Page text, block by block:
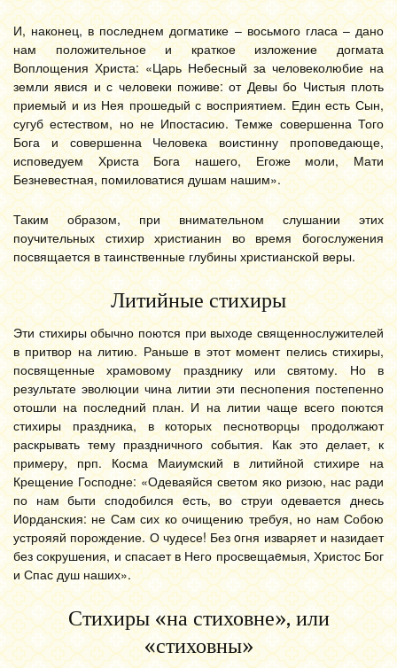
И, наконец, в последнем догматике – восьмого гласа – дано
нам положительное и краткое изложение догмата
Воплощения Христа: «Царь Небесный за человеколюбие на
земли явися и с человеки поживе: от Девы бо Чистыя плоть
приемый и из Нея прошедый с восприятием. Един есть Сын,
сугуб естеством, но не Ипостасию. Темже совершенна Того
Бога и совершенна Человека воистинну проповедающе,
исповедуем Христа Бога нашего, Егоже моли, Мати
Безневестная, помиловатися душам нашим».
Таким образом, при внимательном слушании этих
поучительных стихир христианин во время богослужения
посвящается в таинственные глубины христианской веры.
Литийные стихиры
Эти стихиры обычно поются при выходе священнослужителей
в притвор на литию. Раньше в этот момент пелись стихиры,
посвященные храмовому празднику или святому. Но в
результате эволюции чина литии эти песнопения постепенно
отошли на последний план. И на литии чаще всего поются
стихиры праздника, в которых песнотворцы продолжают
раскрывать тему праздничного события. Как это делает, к
примеру, прп. Косма Маиумский в литийной стихире на
Крещение Господне: «Одеваяйся светом яко ризою, нас ради
по нам быти сподобился eсть, во струи одевается днесь
Иoрданския: не Сам сих ко очищению требуя, но нам Собою
устрояяй порождение. О чудесе! Без oгня изваряет и назидает
без сокрушения, и спасает в Него просвещаeмыя, Христос Бог
и Спас душ наших».
Стихиры «на стиховне», или
«стиховны»